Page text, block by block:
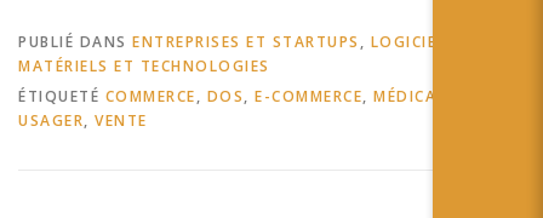
Laternser - Driving Sales
with Interactive Packaging -
PUBLIÉ DANS ENTREPRISES ET STARTUPS , LOGICIELS,
MATÉRIELS ET TECHNOLOGIES
ÉTIQUETÉ COMMERCE, DOS, E-COMMERCE, MÉDICAL
USAGER, VENTE